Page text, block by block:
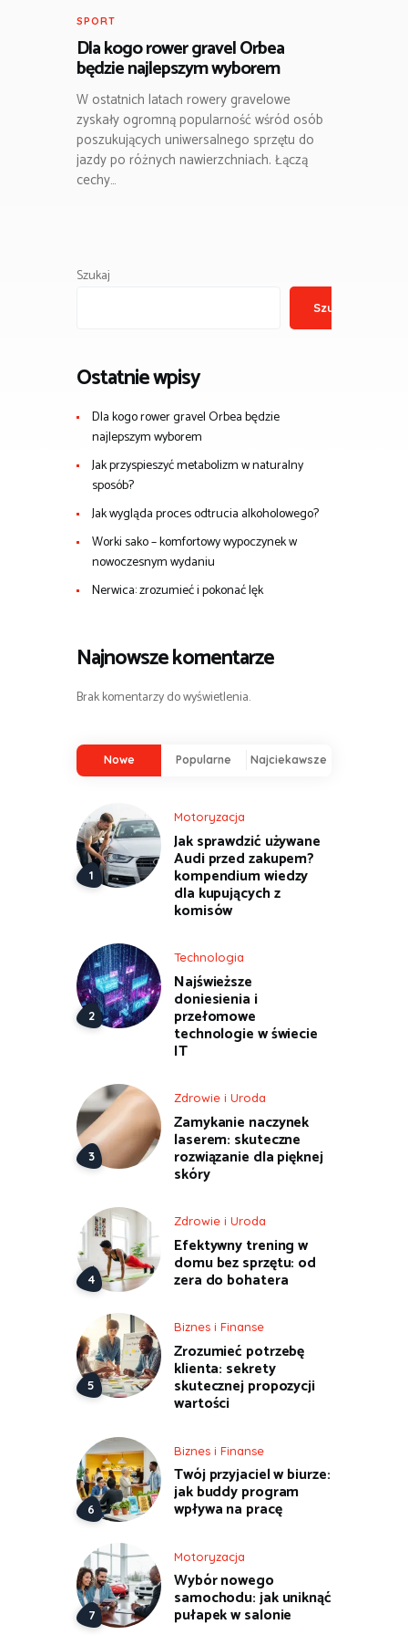
SPORT
Dla kogo rower gravel Orbea
będzie najlepszym wyborem
W ostatnich latach rowery gravelowe
zyskały ogromną popularność wśród osób
poszukujących uniwersalnego sprzętu do
jazdy po różnych nawierzchniach. Łączą
cechy…
Szukaj
Szukaj
Ostatnie wpisy
Dla kogo rower gravel Orbea będzie
najlepszym wyborem
Jak przyspieszyć metabolizm w naturalny
sposób?
Jak wygląda proces odtrucia alkoholowego?
Worki sako – komfortowy wypoczynek w
nowoczesnym wydaniu
Nerwica: zrozumieć i pokonać lęk
Najnowsze komentarze
Brak komentarzy do wyświetlenia.
Nowe Popularne Najciekawsze
Motoryzacja
Jak sprawdzić używane
Audi przed zakupem?
kompendium wiedzy
dla kupujących z
komisów
Technologia
Najświeższe
doniesienia i
przełomowe
technologie w świecie
IT
Zdrowie i Uroda
Zamykanie naczynek
laserem: skuteczne
rozwiązanie dla pięknej
skóry
Zdrowie i Uroda
Efektywny trening w
domu bez sprzętu: od
zera do bohatera
Biznes i Finanse
Zrozumieć potrzebę
klienta: sekrety
skutecznej propozycji
wartości
Biznes i Finanse
Twój przyjaciel w biurze:
jak buddy program
wpływa na pracę
Motoryzacja
Wybór nowego
samochodu: jak uniknąć
pułapek w salonie